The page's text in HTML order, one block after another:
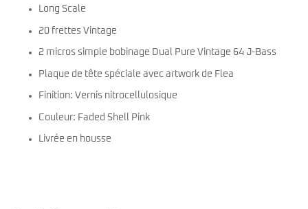
Long Scale
20 frettes Vintage
2 micros simple bobinage Dual Pure Vintage 64 J-Bass
Plaque de tête spéciale avec artwork de Flea
Finition: Vernis nitrocellulosique
Couleur: Faded Shell Pink
Livrée en housse